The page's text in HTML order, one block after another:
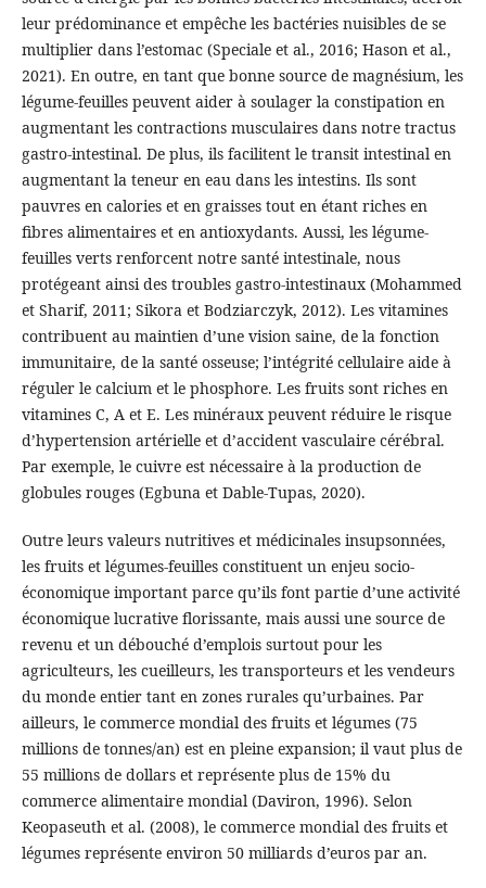
leur prédominance et empêche les bactéries nuisibles de se
multiplier dans l’estomac (Speciale et al., 2016; Hason et al.,
2021). En outre, en tant que bonne source de magnésium, les
légume-feuilles peuvent aider à soulager la constipation en
augmentant les contractions musculaires dans notre tractus
gastro-intestinal. De plus, ils facilitent le transit intestinal en
augmentant la teneur en eau dans les intestins. Ils sont
pauvres en calories et en graisses tout en étant riches en
fibres alimentaires et en antioxydants. Aussi, les légume-
feuilles verts renforcent notre santé intestinale, nous
protégeant ainsi des troubles gastro-intestinaux (Mohammed
et Sharif, 2011; Sikora et Bodziarczyk, 2012). Les vitamines
contribuent au maintien d’une vision saine, de la fonction
immunitaire, de la santé osseuse; l’intégrité cellulaire aide à
réguler le calcium et le phosphore. Les fruits sont riches en
vitamines C, A et E. Les minéraux peuvent réduire le risque
d’hypertension artérielle et d’accident vasculaire cérébral.
Par exemple, le cuivre est nécessaire à la production de
globules rouges (Egbuna et Dable-Tupas, 2020).
Outre leurs valeurs nutritives et médicinales insupsonnées,
les fruits et légumes-feuilles constituent un enjeu socio-
économique important parce qu’ils font partie d’une activité
économique lucrative florissante, mais aussi une source de
revenu et un débouché d’emplois surtout pour les
agriculteurs, les cueilleurs, les transporteurs et les vendeurs
du monde entier tant en zones rurales qu’urbaines. Par
ailleurs, le commerce mondial des fruits et légumes (75
millions de tonnes/an) est en pleine expansion; il vaut plus de
55 millions de dollars et représente plus de 15% du
commerce alimentaire mondial (Daviron, 1996). Selon
Keopaseuth et al. (2008), le commerce mondial des fruits et
légumes représente environ 50 milliards d’euros par an.